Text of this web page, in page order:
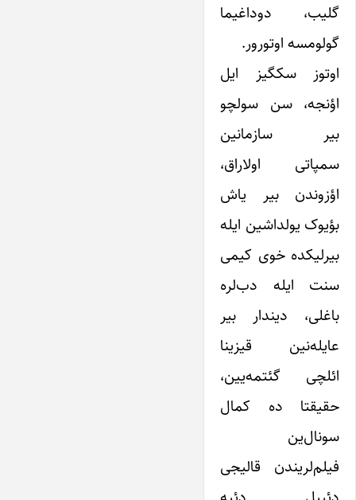
گلیب، دوداغیما
گولومسه اوتورور.
اوتوز سکگیز ایل
اؤنجه، سن سولچو
بیر سازمانین
سمپاتی اولاراق،
اؤزوندن بیر یاش
بؤیوک یولداشین ایله
بیرلیکده خوی کیمی
سنت ایله دب‌لره
باغلی، دیندار بیر
عایله‌نین قیزینا
ائلچی گئتمه‌یین،
حقیقتا ده کمال
سونال‌ین
فیلم‌لریندن قالیجی